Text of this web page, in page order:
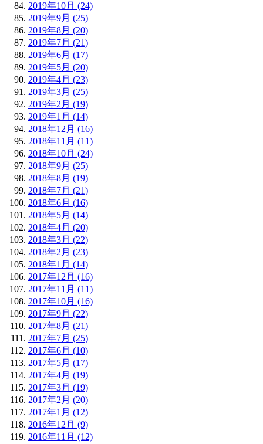
2019年10月 (24)
2019年9月 (25)
2019年8月 (20)
2019年7月 (21)
2019年6月 (17)
2019年5月 (20)
2019年4月 (23)
2019年3月 (25)
2019年2月 (19)
2019年1月 (14)
2018年12月 (16)
2018年11月 (11)
2018年10月 (24)
2018年9月 (25)
2018年8月 (19)
2018年7月 (21)
2018年6月 (16)
2018年5月 (14)
2018年4月 (20)
2018年3月 (22)
2018年2月 (23)
2018年1月 (14)
2017年12月 (16)
2017年11月 (11)
2017年10月 (16)
2017年9月 (22)
2017年8月 (21)
2017年7月 (25)
2017年6月 (10)
2017年5月 (17)
2017年4月 (19)
2017年3月 (19)
2017年2月 (20)
2017年1月 (12)
2016年12月 (9)
2016年11月 (12)